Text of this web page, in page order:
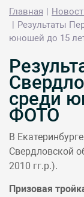
Главная
Результаты
юношей до 15
среди
ФОТО
В
Свердловской
2010 гг.р.).
Призовая